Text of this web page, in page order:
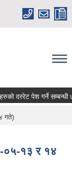
गते)
०५-१३ र १४